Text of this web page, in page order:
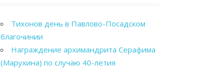
Тихонов день в Павлово-Посадском
благочинии
Награждение архимандрита Серафима
(Марухина) по случаю 40-летия